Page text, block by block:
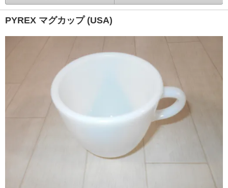
PYREX マグカップ (USA)